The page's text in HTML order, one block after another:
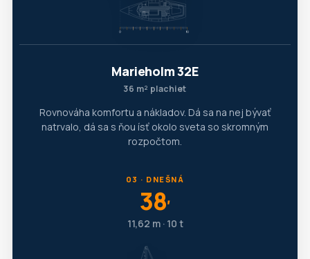
Marieholm 32E
36 m² plachiet
Rovnováha komfortu a nákladov. Dá sa na nej bývať
natrvalo, dá sa s ňou ísť okolo sveta so skromným
rozpočtom.
03 · DNEŠNÁ
38′
11,62 m · 10 t